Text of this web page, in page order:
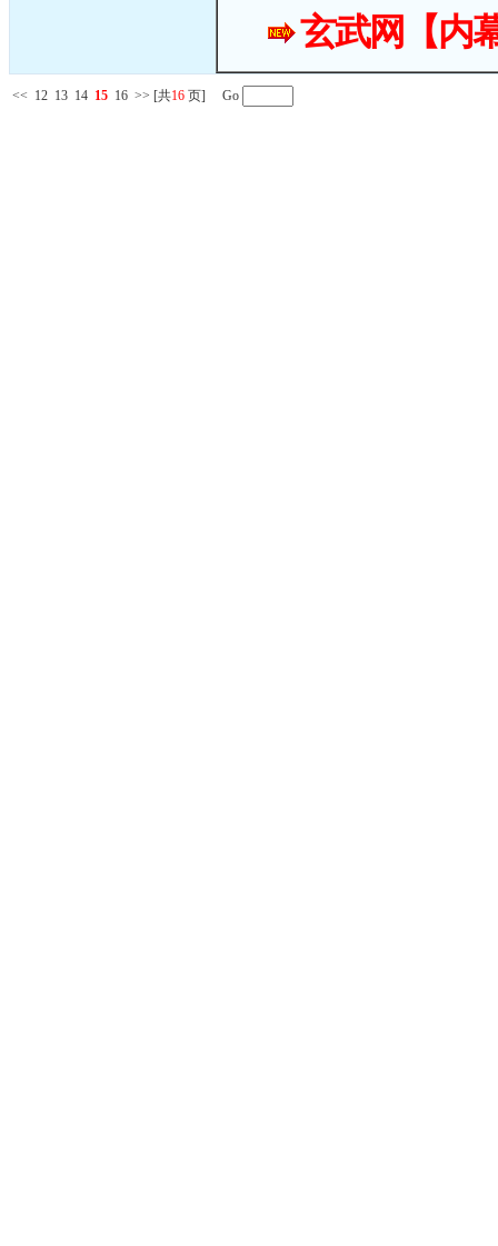
玄武网【内
<< 12 13 14 15 16 >> [共16 页] Go